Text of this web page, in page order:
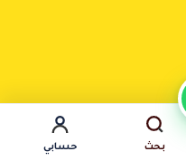
بحث حسابي